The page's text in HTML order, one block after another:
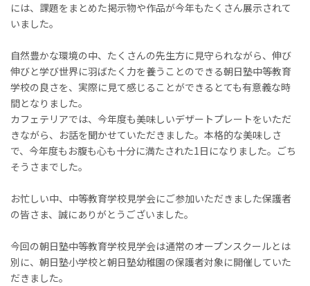
には、課題をまとめた掲示物や作品が今年もたくさん展示されて
いました。
自然豊かな環境の中、たくさんの先生方に見守られながら、伸び
伸びと学び世界に羽ばたく力を養うことのできる朝日塾中等教育
学校の良さを、実際に見て感じることができるとても有意義な時
間となりました。
カフェテリアでは、今年度も美味しいデザートプレートをいただ
きながら、お話を聞かせていただきました。本格的な美味しさ
で、今年度もお腹も心も十分に満たされた1日になりました。ごち
そうさまでした。
お忙しい中、中等教育学校見学会にご参加いただきました保護者
の皆さま、誠にありがとうございました。
今回の朝日塾中等教育学校見学会は通常のオープンスクールとは
別に、朝日塾小学校と朝日塾幼稚園の保護者対象に開催していた
だきました。